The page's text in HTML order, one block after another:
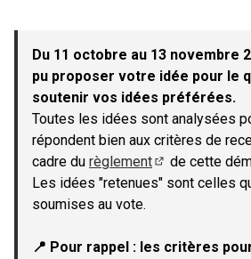
−
Du 11 octobre au 13 novembre
pu proposer votre idée pour le
soutenir vos idées préférées.
Toutes les idées sont analysées
répondent bien aux critères de
cadre du règlement
(Lien externe)
de cette
Les idées "retenues" sont celles
soumises au vote.
📍 Pour rappel : les critères